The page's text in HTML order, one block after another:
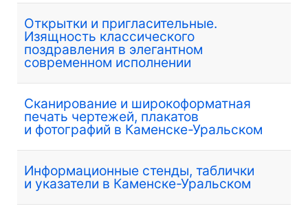
Открытки и пригласительные.
Изящность классического
поздравления в элегантном
современном исполнении
Сканирование и широкоформатная
печать чертежей, плакатов
и фотографий в Каменске-Уральском
Информационные стенды, таблички
и указатели в Каменске-Уральском